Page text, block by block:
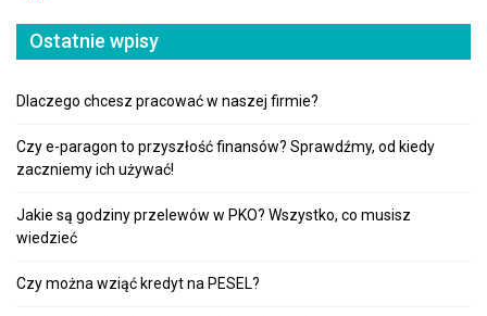
Ostatnie wpisy
Dlaczego chcesz pracować w naszej firmie?
Czy e-paragon to przyszłość finansów? Sprawdźmy, od kiedy
zaczniemy ich używać!
Jakie są godziny przelewów w PKO? Wszystko, co musisz
wiedzieć
Czy można wziąć kredyt na PESEL?